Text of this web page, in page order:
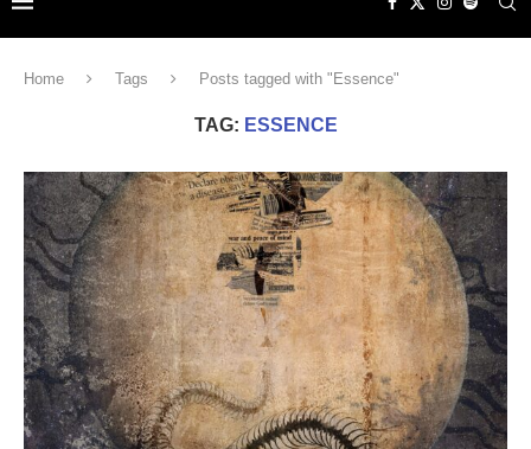
Home Tags Posts tagged with "Essence"
TAG: ESSENCE